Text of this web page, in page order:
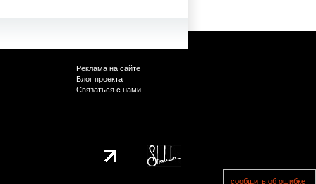
сообщить об ошибке
Реклама на сайте
Блог проекта
Связаться с нами